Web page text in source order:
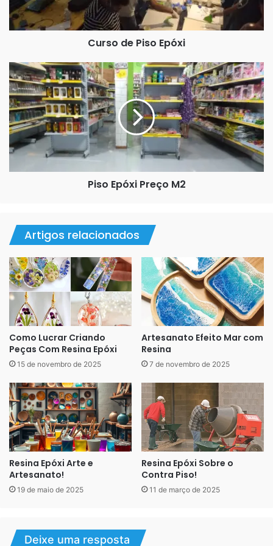
Aqui temos um piso laminado com resina liquida
transparente por cima.
Resina epóxi sobre piso laminado
Curso de Piso Epóxi
Piso
Epóxi
Preço
M2
Piso Epóxi Preço M2
Artigos relacionados
Como Lucrar Criando
Peças Com Resina Epóxi
15 de novembro de 2025
Artesanato Efeito Mar com
Resina
7 de novembro de 2025
Resina Epóxi Arte e
Artesanato!
19 de maio de 2025
Resina Epóxi Sobre o
Contra Piso!
11 de março de 2025
Deixe uma resposta